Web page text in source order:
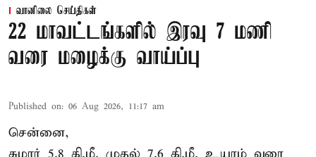
வானிலை செய்திகள்
22 மாவட்டங்களில் இரவு 7 மணி
வரை மழைக்கு வாய்ப்பு
Published on: 06 Aug 2026, 11:17 am
சென்னை,